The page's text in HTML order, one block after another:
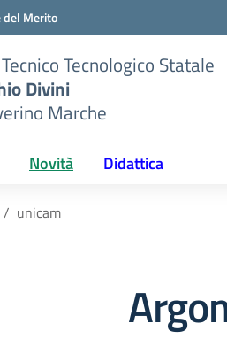
Merito
Tecnologico Statale
Divini
Marche
Novità Didattica
unicam